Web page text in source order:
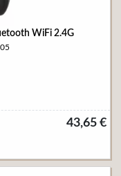
WiFi 2.4G
43,65 €